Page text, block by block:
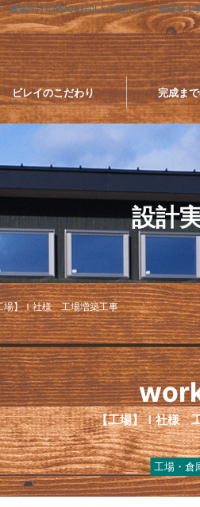
築許可年間200件以上の稲沢市の一級建築士
ビレイのこだわり 完成ま
設計
場】Ｉ社様 工場増築工事
【工場】Ｉ社様
工場・倉